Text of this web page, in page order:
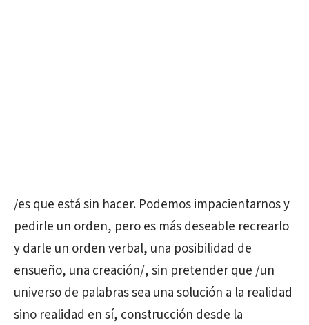
/es que está sin hacer. Podemos impacientarnos y
pedirle un orden, pero es más deseable recrearlo
y darle un orden verbal, una posibilidad de
ensueño, una creación/, sin pretender que /un
universo de palabras sea una solución a la realidad
sino realidad en sí, construcción desde la